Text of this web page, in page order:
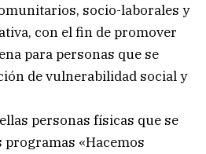
socio-laborales y
con el fin de promover
para personas que se
de vulnerabilidad social y
personas físicas que se
«Hacemos